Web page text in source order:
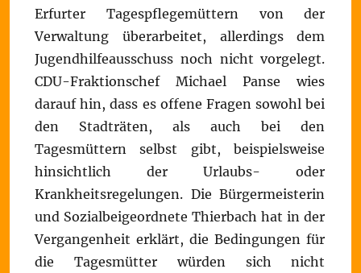
Erfurter Tagespflegemüttern von der
Verwaltung überarbeitet, allerdings dem
Jugendhilfeausschuss noch nicht vorgelegt.
CDU-Fraktionschef Michael Panse wies
darauf hin, dass es offene Fragen sowohl bei
den Stadträten, als auch bei den
Tagesmüttern selbst gibt, beispielsweise
hinsichtlich der Urlaubs- oder
Krankheitsregelungen. Die Bürgermeisterin
und Sozialbeigeordnete Thierbach hat in der
Vergangenheit erklärt, die Bedingungen für
die Tagesmütter würden sich nicht